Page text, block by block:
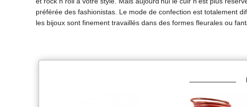
préférée des fashionistas. Le mode de confection est totalement
les bijoux sont finement travaillés dans des formes fleurales ou